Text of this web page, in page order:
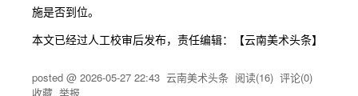
施是否到位。
本文已经过人工校审后发布，责任编辑：【云南美术头条】
posted @ 2026-05-27 22:43 云南美术头条 阅读(16) 评论(0)
收藏 举报